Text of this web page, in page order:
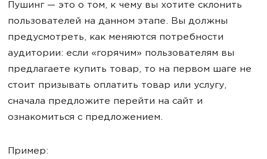
Пушинг — это о том, к чему вы хотите склонить
пользователей на данном этапе. Вы должны
предусмотреть, как меняются потребности
аудитории: если «горячим» пользователям вы
предлагаете купить товар, то на первом шаге не
стоит призывать оплатить товар или услугу,
сначала предложите перейти на сайт и
ознакомиться с предложением.
Пример: